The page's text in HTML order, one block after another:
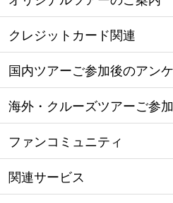
クレジットカード関連
国内ツアーご参加後のアン
海外・クルーズツアーご参
ファンコミュニティ
関連サービス